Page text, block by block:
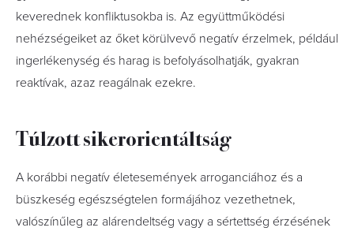
keverednek konfliktusokba is. Az együttműködési
nehézségeiket az őket körülvevő negatív érzelmek, például
ingerlékenység és harag is befolyásolhatják, gyakran
reaktívak, azaz reagálnak ezekre.
Túlzott sikerorientáltság
A korábbi negatív életesemények arroganciához és a
büszkeség egészségtelen formájához vezethetnek,
valószínűleg az alárendeltség vagy a sértettség érzésének